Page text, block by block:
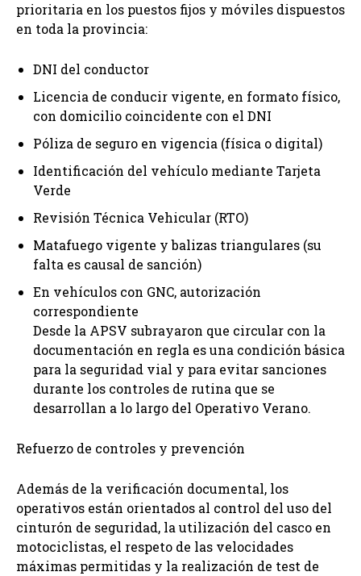
prioritaria en los puestos fijos y móviles dispuestos
en toda la provincia:
DNI del conductor
Licencia de conducir vigente, en formato físico,
con domicilio coincidente con el DNI
Póliza de seguro en vigencia (física o digital)
Identificación del vehículo mediante Tarjeta
Verde
Revisión Técnica Vehicular (RTO)
Matafuego vigente y balizas triangulares (su
falta es causal de sanción)
En vehículos con GNC, autorización
correspondiente
Desde la APSV subrayaron que circular con la
documentación en regla es una condición básica
para la seguridad vial y para evitar sanciones
durante los controles de rutina que se
desarrollan a lo largo del Operativo Verano.
Refuerzo de controles y prevención
Además de la verificación documental, los
operativos están orientados al control del uso del
cinturón de seguridad, la utilización del casco en
motociclistas, el respeto de las velocidades
máximas permitidas y la realización de test de